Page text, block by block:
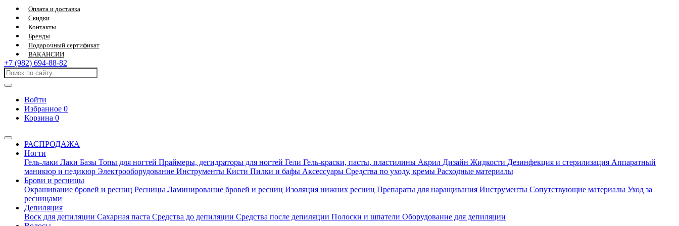
Оплата и доставка
Скидки
Контакты
Бренды
Подарочный сертификат
ВАКАНСИИ
+7 (982) 694-88-82
Войти
Избранное 0
Корзина 0
РАСПРОДАЖА
Ногти
Гель-лаки Лаки Базы Топы для ногтей Праймеры, дегидраторы для ногтей Гели Гель-краски, пасты, пластилины Акрил Дизайн Жидкости Дезинфекция и стерилизация Аппаратный
маникюр и педикюр Электрооборудование Инструменты Кисти Пилки и бафы Аксессуары Средства по уходу, кремы Расходные материалы
Брови и ресницы
Окрашивание бровей и ресниц Ресницы Ламинирование бровей и ресниц Изоляция нижних ресниц Препараты для наращивания Инструменты Сопутствующие материалы Уход за
ресницами
Депиляция
Воск для депиляции Сахарная паста Средства до депиляции Средства после депиляции Полоски и шпатели Оборудование для депиляции